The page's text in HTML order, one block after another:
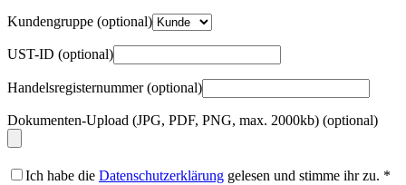
Kundengruppe (optional)
UST-ID (optional)
Handelsregisternummer(optional)
Dokumenten-Upload (JPG, PDF, PNG, max. 2000kb) (optional)
Ich habe die Datenschutzerklärung gelesen und stimme ihr zu. *